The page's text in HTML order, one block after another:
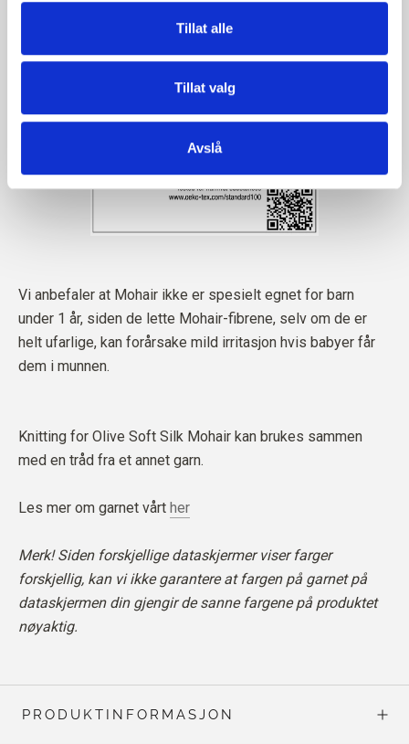
Tillat alle
Tillat valg
Avslå
Vi anbefaler at Mohair ikke er spesielt egnet for barn
under 1 år, siden de lette Mohair-fibrene, selv om de er
helt ufarlige, kan forårsake mild irritasjon hvis babyer får
dem i munnen.
Knitting for Olive Soft Silk Mohair kan brukes sammen
med en tråd fra et annet garn.
Les mer om garnet vårt her
Merk! Siden forskjellige dataskjermer viser farger
forskjellig, kan vi ikke garantere at fargen på garnet på
dataskjermen din gjengir de sanne fargene på produktet
nøyaktig.
PRODUKTINFORMASJON